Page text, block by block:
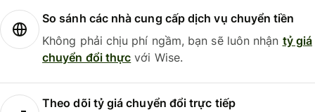
So sánh các nhà cung cấp dịch vụ chuyển tiền
Không phải chịu phí ngầm, bạn sẽ luôn nhận tỷ giá
chuyển đổi thực với Wise.
Theo dõi tỷ giá chuyển đổi trực tiếp